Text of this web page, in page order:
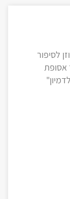
לסיפור
אסופת